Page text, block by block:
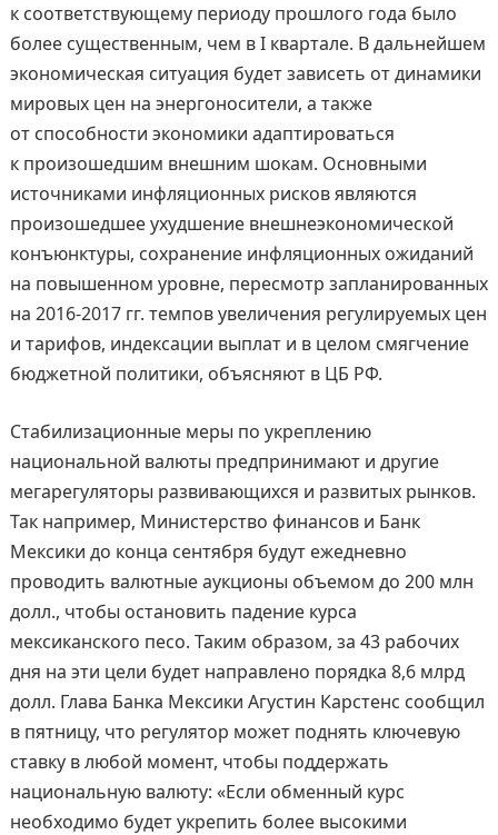
к соответствующему периоду прошлого года было
более существенным, чем в I квартале. В дальнейшем
экономическая ситуация будет зависеть от динамики
мировых цен на энергоносители, а также
от способности экономики адаптироваться
к произошедшим внешним шокам. Основными
источниками инфляционных рисков являются
произошедшее ухудшение внешнеэкономической
конъюнктуры, сохранение инфляционных ожиданий
на повышенном уровне, пересмотр запланированных
на 2016-2017 гг. темпов увеличения регулируемых цен
и тарифов, индексации выплат и в целом смягчение
бюджетной политики, объясняют в ЦБ РФ.
Стабилизационные меры по укреплению
национальной валюты предпринимают и другие
мегарегуляторы развивающихся и развитых рынков.
Так например, Министерство финансов и Банк
Мексики до конца сентября будут ежедневно
проводить валютные аукционы объемом до 200 млн
долл., чтобы остановить падение курса
мексиканского песо. Таким образом, за 43 рабочих
дня на эти цели будет направлено порядка 8,6 млрд
долл. Глава Банка Мексики Агустин Карстенс сообщил
в пятницу, что регулятор может поднять ключевую
ставку в любой момент, чтобы поддержать
национальную валюту: «Если обменный курс
необходимо будет укрепить более высокими